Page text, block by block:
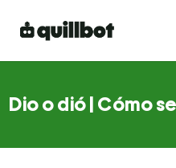
Dio o dió | Cómo